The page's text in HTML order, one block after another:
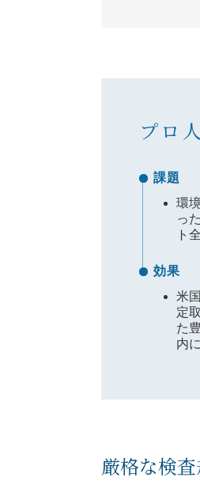
プロ
課題
環
っ
ト
効果
米
定
た
内
厳格な検